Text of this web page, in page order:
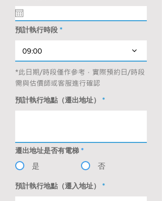
i
r
預計執行時段
09:00
*此日期/時段僅作參考，實際預約日/時段
需與估價師或客服進行確認
預計執行地點（遷出地址）
遷出地址是否有電梯 *
是 否
預計執行地點（遷入地址）